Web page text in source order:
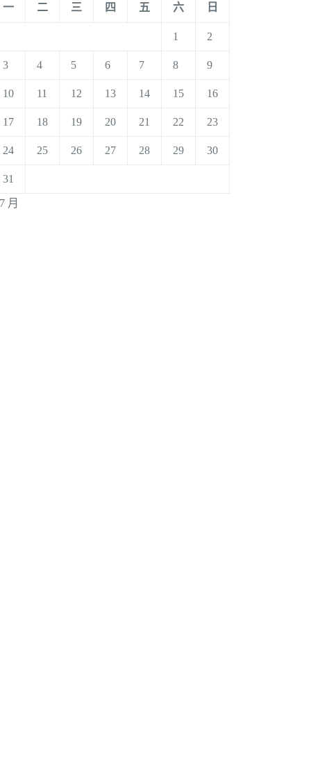
一 二 三 四 五 六 日
1 2
3 4 5 6 7 8 9
10 11 12 13 14 15 16
17 18 19 20 21 22 23
24 25 26 27 28 29 30
31
月